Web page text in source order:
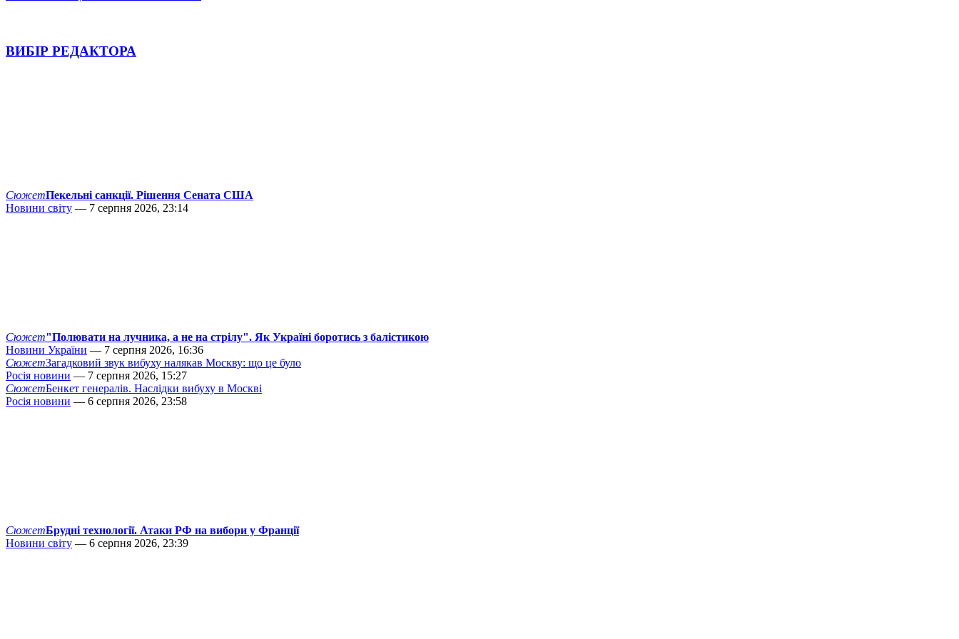
ВИБІР РЕДАКТОРА
СюжетПекельні санкції. Рішення Сената США
Новини світу — 7 серпня 2026, 23:14
Сюжет"Полювати на лучника, а не на стрілу". Як Україні боротись з балістикою
Новини України — 7 серпня 2026, 16:36
СюжетЗагадковий звук вибуху налякав Москву: що це було
Росія новини — 7 серпня 2026, 15:27
СюжетБенкет генералів. Наслідки вибуху в Москві
Росія новини — 6 серпня 2026, 23:58
СюжетБрудні технології. Атаки РФ на вибори у Франції
Новини світу — 6 серпня 2026, 23:39